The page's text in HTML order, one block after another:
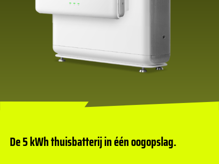
De 5 kWh thuisbatterij in één oogopslag.